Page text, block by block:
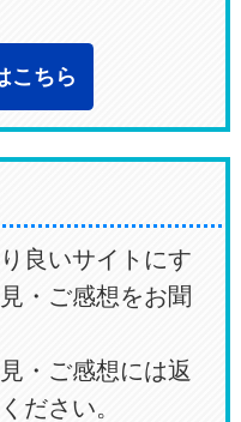
こちら
良いサイトにす
・ご感想をお聞
・ご感想には返
ださい。